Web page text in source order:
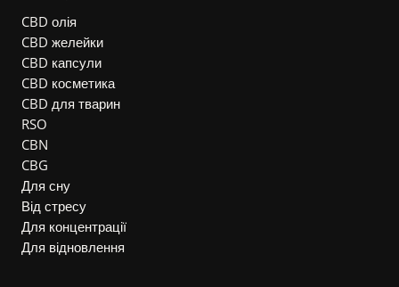
CBD олія
CBD желейки
CBD капсули
CBD косметика
CBD для тварин
RSO
CBN
CBG
Для сну
Від стресу
Для концентрації
Для відновлення